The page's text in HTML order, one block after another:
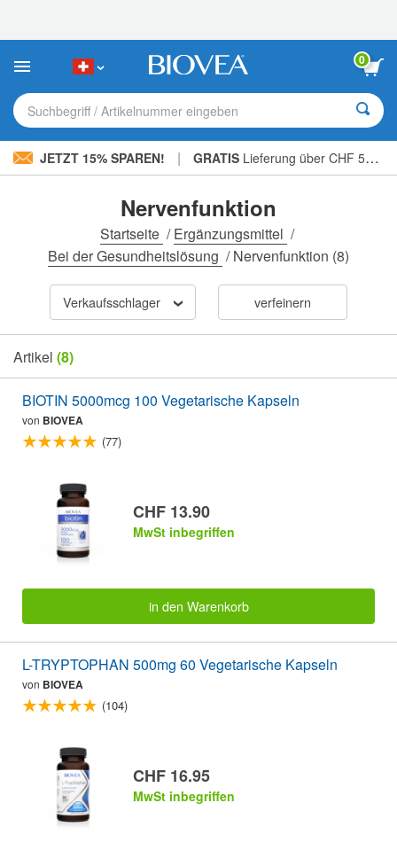
Sie:
Website
ein
Barrierefreiheitssystem.
0
Suchbegriff / Artikelnummer eingeben
JETZT 15% SPAREN! | GRATIS Lieferung über CHF 56.00 »
Nervenfunktion
Startseite /Ergänzungsmittel /
Bei der Gesundheitslösung /Nervenfunktion (8)
Verkaufsschlager verfeinern
Artikel (8)
BIOTIN 5000mcg 100 Vegetarische Kapseln
von BIOVEA
(77)
CHF 13.90
MwSt inbegriffen
in den Warenkorb
L-TRYPTOPHAN 500mg 60 Vegetarische Kapseln
von BIOVEA
(104)
CHF 16.95
MwSt inbegriffen